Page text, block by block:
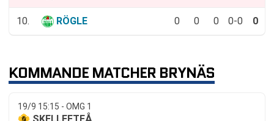
10. RÖGLE 0 0 0 0-0 0
KOMMANDE MATCHER BRYNÄS
19/9 15:15 - OMG 1